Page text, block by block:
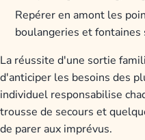
Repérer en amont les
boulangeries et
La réussite d'une sortie
d'anticiper les besoins des
individuel responsabilise
trousse de secours et
de parer aux imprévus.